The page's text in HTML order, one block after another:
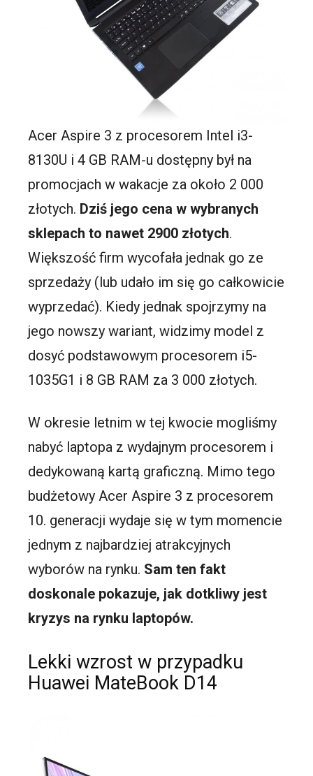
Acer Aspire 3 z procesorem Intel i3-
8130U i 4 GB RAM-u dostępny był na
promocjach w wakacje za około 2 000
złotych. Dziś jego cena w wybranych
sklepach to nawet 2900 złotych.
Większość firm wycofała jednak go ze
sprzedaży (lub udało im się go całkowicie
wyprzedać). Kiedy jednak spojrzymy na
jego nowszy wariant, widzimy model z
dosyć podstawowym procesorem i5-
1035G1 i 8 GB RAM za 3 000 złotych.
W okresie letnim w tej kwocie mogliśmy
nabyć laptopa z wydajnym procesorem i
dedykowaną kartą graficzną. Mimo tego
budżetowy Acer Aspire 3 z procesorem
10. generacji wydaje się w tym momencie
jednym z najbardziej atrakcyjnych
wyborów na rynku. Sam ten fakt
doskonale pokazuje, jak dotkliwy jest
kryzys na rynku laptopów.
Lekki wzrost w przypadku
Huawei MateBook D14